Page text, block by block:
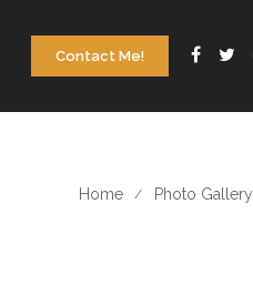
Contact Me!
Home Photo Gallery